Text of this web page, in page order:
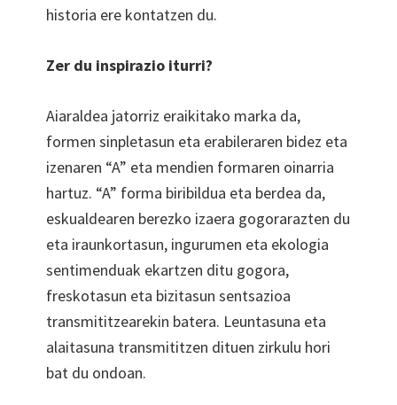
historia ere kontatzen du.
Zer du inspirazio iturri?
Aiaraldea jatorriz eraikitako marka da,
formen sinpletasun eta erabileraren bidez eta
izenaren “A” eta mendien formaren oinarria
hartuz. “A” forma biribildua eta berdea da,
eskualdearen berezko izaera gogorarazten du
eta iraunkortasun, ingurumen eta ekologia
sentimenduak ekartzen ditu gogora,
freskotasun eta bizitasun sentsazioa
transmititzearekin batera. Leuntasuna eta
alaitasuna transmititzen dituen zirkulu hori
bat du ondoan.